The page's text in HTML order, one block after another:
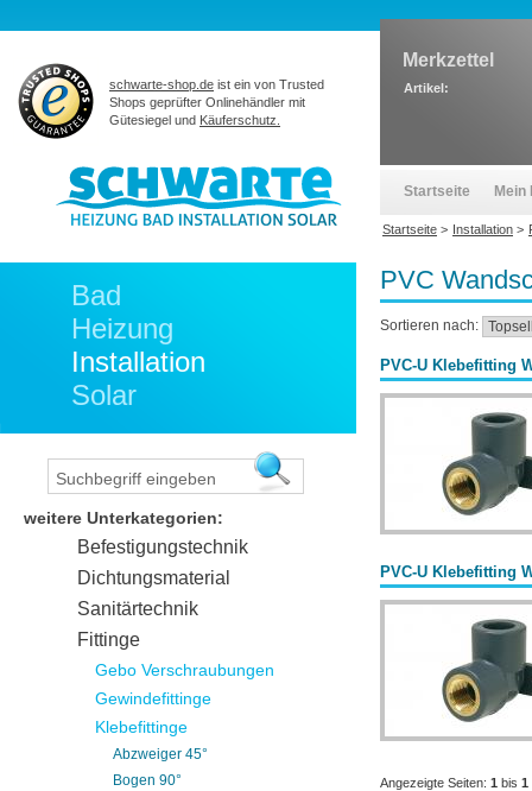
PVC
Sortieren nach:
PVC-U Klebefitting
PVC-U Klebefitting
Angezeigte Seiten: 1 bis 1
Bad
Heizung
Installation
Solar
weitere Unterkategorien:
Befestigungstechnik
Dichtungsmaterial
Sanitärtechnik
Fittinge
Gebo Verschraubungen
Gewindefittinge
Klebefittinge
Abzweiger 45°
Bogen 90°
schwarte-shop.de ist ein von Trusted
Shops geprüfter Onlinehändler mit
Gütesiegel und Käuferschutz.
Merkzettel
Artikel:
Startseite Mein
Startseite > Installation >